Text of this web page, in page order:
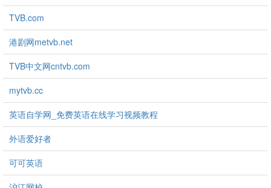
TVB.com
港剧网metvb.net
TVB中文网cntvb.com
mytvb.cc
英语自学网_免费英语在线学习视频教程
外语爱好者
可可英语